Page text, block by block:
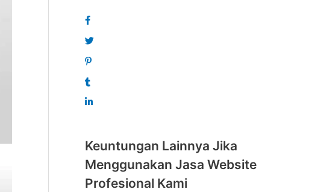
Keuntungan Lainnya Jika
Menggunakan Jasa Website
Profesional Kami